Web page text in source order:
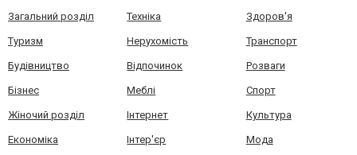
Загальний розділ Техніка Здоров'я
Туризм Нерухомість Транспорт
Будівництво Відпочинок Розваги
Бізнес Меблі Спорт
Жіночий розділ Інтернет Культура
Економіка Інтер'єр Мода